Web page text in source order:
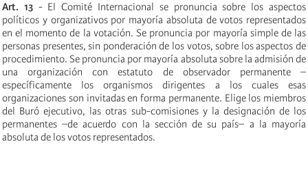
Art. 13 - El Comité Internacional se pronuncia sobre los aspectos
políticos y organizativos por mayoría absoluta de votos representados
en el momento de la votación. Se pronuncia por mayoría simple de las
personas presentes, sin ponderación de los votos, sobre los aspectos de
procedimiento. Se pronuncia por mayoría absoluta sobre la admisión de
una organización con estatuto de observador permanente –
específicamente los organismos dirigentes a los cuales esas
organizaciones son invitadas en forma permanente. Elige los miembros
del Buró ejecutivo, las otras sub-comisiones y la designación de los
permanentes –de acuerdo con la sección de su país– a la mayoría
absoluta de los votos representados.